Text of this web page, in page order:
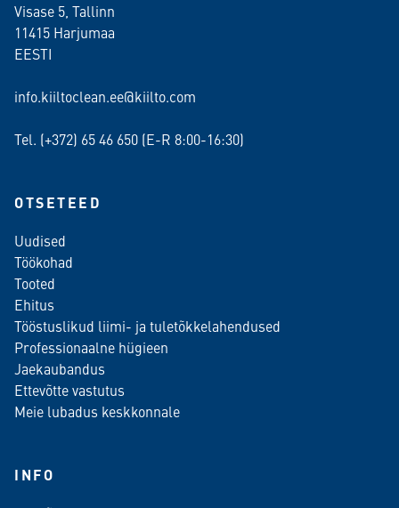
Visase 5, Tallinn
11415 Harjumaa
EESTI
info.kiiltoclean.ee@kiilto.com
Tel. (+372) 65 46 650 (E-R 8:00-16:30)
OTSETEED
Uudised
Töökohad
Tooted
Ehitus
Tööstuslikud liimi- ja tuletõkkelahendused
Professionaalne hügieen
Jaekaubandus
Ettevõtte vastutus
Meie lubadus keskkonnale
INFO